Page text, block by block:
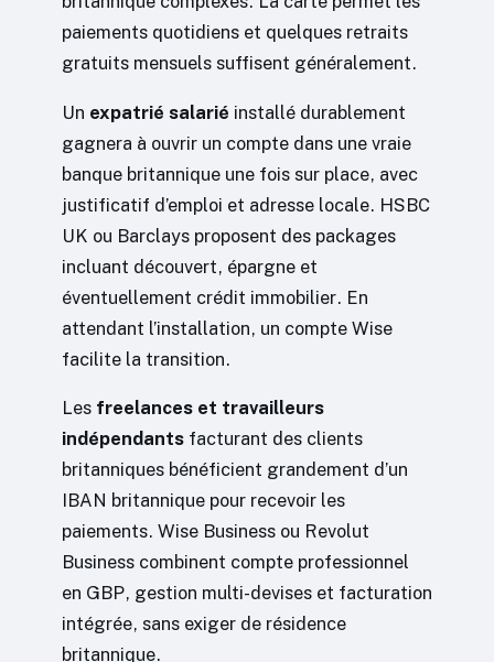
paiements quotidiens et quelques retraits
gratuits mensuels suffisent généralement.
Un expatrié salarié installé durablement
gagnera à ouvrir un compte dans une vraie
banque britannique une fois sur place, avec
justificatif d’emploi et adresse locale. HSBC
UK ou Barclays proposent des packages
incluant découvert, épargne et
éventuellement crédit immobilier. En
attendant l’installation, un compte Wise
facilite la transition.
Les freelances et travailleurs
indépendants facturant des clients
britanniques bénéficient grandement d’un
IBAN britannique pour recevoir les
paiements. Wise Business ou Revolut
Business combinent compte professionnel
en GBP, gestion multi-devises et facturation
intégrée, sans exiger de résidence
britannique.